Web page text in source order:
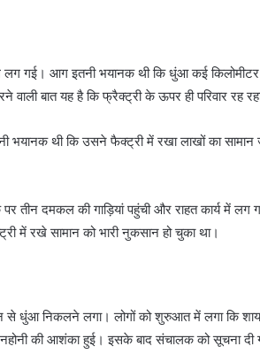
गई। आग इतनी भयानक थी कि धुंआ कई
बात यह है कि फ्रैक्ट्री के ऊपर ही परिवार रह
थी कि उसने फैक्ट्री में रखा लाखों का
तीन दमकल की गाड़ियां पहुंची और राहत कार्य में
में रखे सामान को भारी नुकसान हो चुका था।
धुंआ निकलने लगा। लोगों को शुरुआत में लगा कि
की आशंका हुई। इसके बाद संचालक को सूचना दी